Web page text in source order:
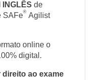
INGLÊS de
SAFe® Agilist
online o
digital.
direito ao exame